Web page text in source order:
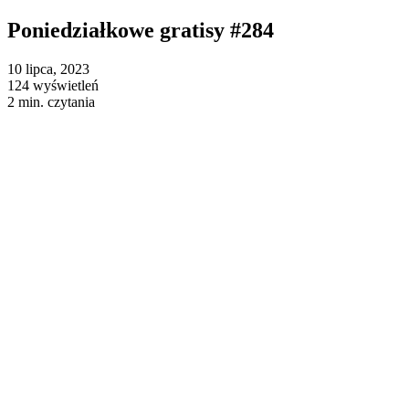
Poniedziałkowe gratisy #284
10 lipca, 2023
124 wyświetleń
2 min. czytania